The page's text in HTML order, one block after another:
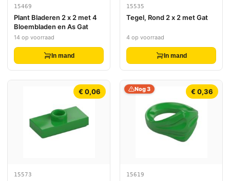
15469
Plant Bladeren 2 x 2 met 4
Bloembladen en As Gat
14 op voorraad
In mand
15535
Tegel, Rond 2 x 2 met Gat
4 op voorraad
In mand
€ 0,06
15573
€ 0,36
Nog 3
15619